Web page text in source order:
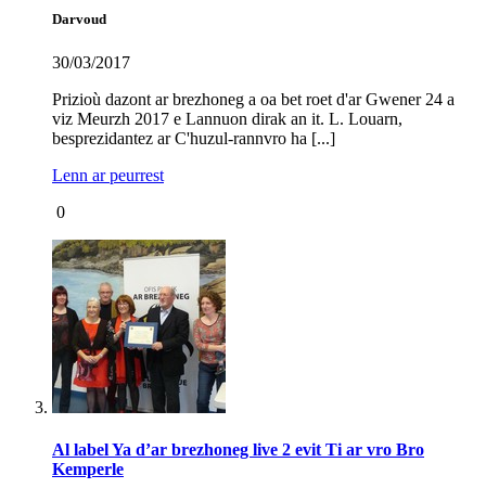
Darvoud
30/03/2017
Prizioù dazont ar brezhoneg a oa bet roet d'ar Gwener 24 a
viz Meurzh 2017 e Lannuon dirak an it. L. Louarn,
besprezidantez ar C'huzul-rannvro ha [...]
Lenn ar peurrest
0
Al label Ya d’ar brezhoneg live 2 evit Ti ar vro Bro
Kemperle